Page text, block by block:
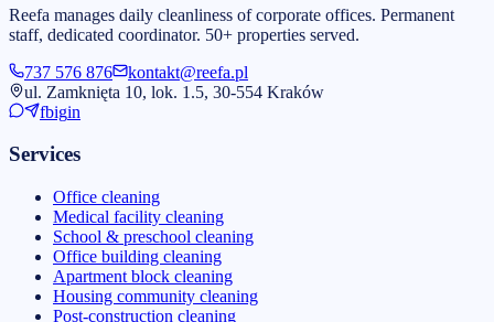
Reefa manages daily cleanliness of corporate offices. Permanent
staff, dedicated coordinator. 50+ properties served.
737 576 876
kontakt@reefa.pl
ul. Zamknięta 10, lok. 1.5, 30-554 Kraków
fbigin
Services
Office cleaning
Medical facility cleaning
School & preschool cleaning
Office building cleaning
Apartment block cleaning
Housing community cleaning
Post-construction cleaning